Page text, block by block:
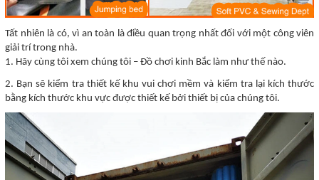
Tất nhiên là có, vì an toàn là điều quan trọng nhất đối với một công viên
giải trí trong nhà.
1. Hãy cùng tôi xem chúng tôi – Đồ chơi kinh Bắc làm như thế nào.
2. Bạn sẽ kiểm tra thiết kế khu vui chơi mềm và kiểm tra lại kích thước
bằng kích thước khu vực được thiết kế bởi thiết bị của chúng tôi.